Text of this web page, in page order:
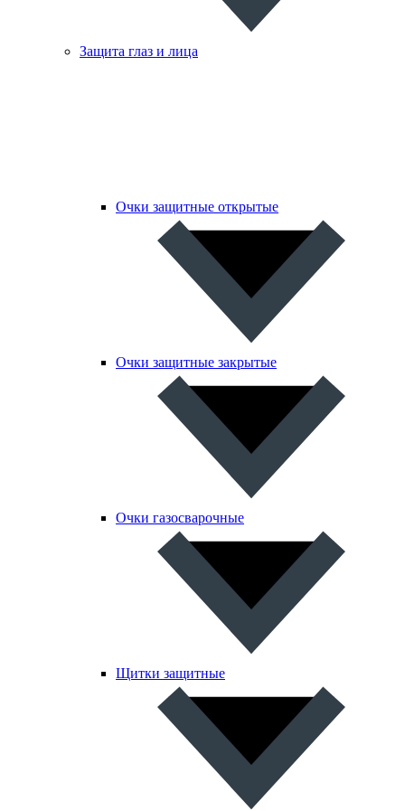
Защита глаз и лица
Очки защитные открытые
Очки защитные закрытые
Очки газосварочные
Щитки защитные